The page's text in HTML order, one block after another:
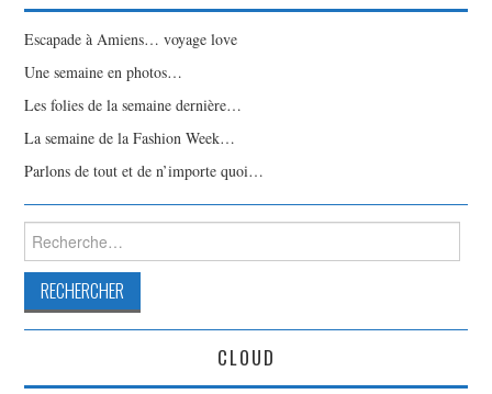
Escapade à Amiens… voyage love
Une semaine en photos…
Les folies de la semaine dernière…
La semaine de la Fashion Week…
Parlons de tout et de n’importe quoi…
Rechercher :
CLOUD